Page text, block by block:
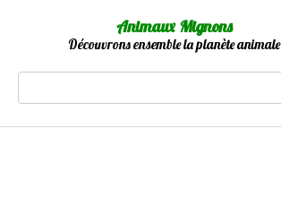
Animaux Mignons
Découvrons ensemble la planète animale